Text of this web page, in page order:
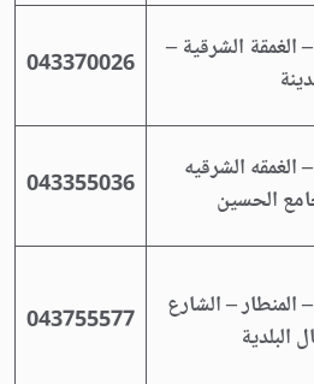
الغمقة الشرقية –
043370026
الغمقه الشرقيه
الحسين
043355036
المنطار – الشارع
البلدية
043755577